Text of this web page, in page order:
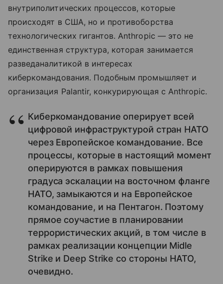
внутриполитических процессов, которые
происходят в США, но и противоборства
технологических гигантов. Anthropic — это не
единственная структура, которая занимается
разведаналитикой в интересах
киберкомандования. Подобным промышляет и
организация Palantir, конкурирующая с Anthropic.
Киберкомандование оперирует всей
цифровой инфраструктурой стран НАТО
через Европейское командование. Все
процессы, которые в настоящий момент
оперируются в рамках повышения
градуса эскалации на восточном фланге
НАТО, замыкаются и на Европейское
командование, и на Пентагон. Поэтому
прямое соучастие в планировании
террористических акций, в том числе в
рамках реализации концепции Midle
Strike и Deep Strike со стороны НАТО,
очевидно.